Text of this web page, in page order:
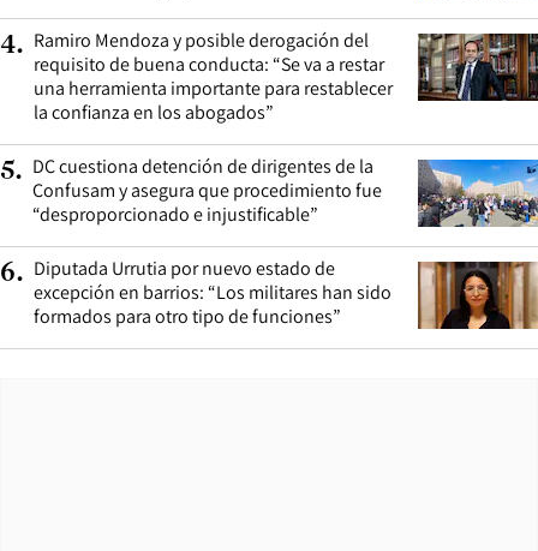
4. Ramiro Mendoza y posible derogación del
requisito de buena conducta: “Se va a restar
una herramienta importante para restablecer
la confianza en los abogados”
5. DC cuestiona detención de dirigentes de la
Confusam y asegura que procedimiento fue
“desproporcionado e injustificable”
6. Diputada Urrutia por nuevo estado de
excepción en barrios: “Los militares han sido
formados para otro tipo de funciones”